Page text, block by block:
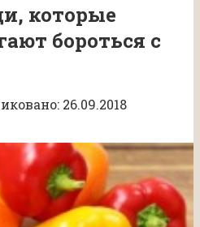
которые
бороться с
26.09.2018